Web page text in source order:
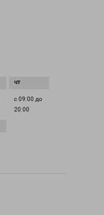
с 09:00 до
20:00